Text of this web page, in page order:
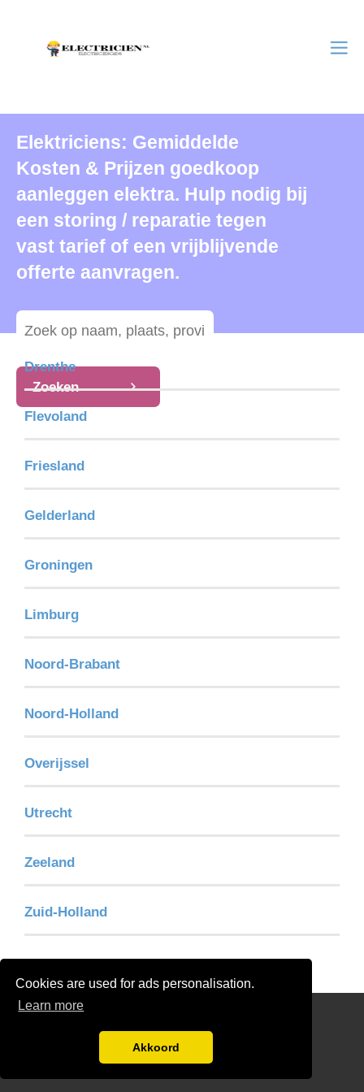
Cookies are used for ads personalisation.
Learn more
Akkoord
Elektriciens: Gemiddelde
Kosten & Prijzen goedkoop
aanleggen elektra. Hulp nodig bij
een storing / reparatie tegen
vast tarief of een vrijblijvende
offerte aanvragen.
Zoeken
Drenthe
Flevoland
Friesland
Gelderland
Groningen
Limburg
Noord-Brabant
Noord-Holland
Overijssel
Utrecht
Zeeland
Zuid-Holland
Gratis elektricien Offertes Vergelijken